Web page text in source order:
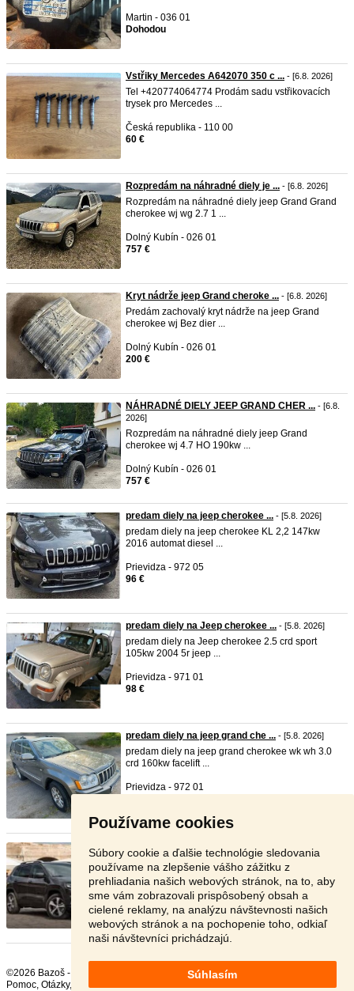
Používame cookies
Súbory cookie a ďalšie technológie sledovania
používame na zlepšenie vášho zážitku z
prehliadania našich webových stránok, na to, aby
sme vám zobrazovali prispôsobený obsah a
cielené reklamy, na analýzu návštevnosti našich
webových stránok a na pochopenie toho, odkiaľ
naši návštevníci prichádzajú.
Súhlasím
Martin - 036 01
Dohodou
Vstřiky Mercedes A642070 350 c ... - [6.8. 2026]
Tel +420774064774 Prodám sadu vstřikovacích
trysek pro Mercedes ...
Česká republika - 110 00
60 €
Rozpredám na náhradné diely je ... - [6.8. 2026]
Rozpredám na náhradné diely jeep Grand Grand
cherokee wj wg 2.7 1 ...
Dolný Kubín - 026 01
757 €
Kryt nádrže jeep Grand cheroke ... - [6.8. 2026]
Predám zachovalý kryt nádrže na jeep Grand
cherokee wj Bez dier ...
Dolný Kubín - 026 01
200 €
NÁHRADNÉ DIELY JEEP GRAND CHER ... - [6.8.
2026]
Rozpredám na náhradné diely jeep Grand
cherokee wj 4.7 HO 190kw ...
Dolný Kubín - 026 01
757 €
predam diely na jeep cherokee ... - [5.8. 2026]
predam diely na jeep cherokee KL 2,2 147kw
2016 automat diesel ...
Prievidza - 972 05
96 €
predam diely na Jeep cherokee ... - [5.8. 2026]
predam diely na Jeep cherokee 2.5 crd sport
105kw 2004 5r jeep ...
Prievidza - 971 01
98 €
predam diely na jeep grand che ... - [5.8. 2026]
predam diely na jeep grand cherokee wk wh 3.0
crd 160kw facelift ...
Prievidza - 972 01
Predám náhradné diely na JEEP – Wrangler,
Grand Cherokee, Cheroke ...
Bánovce nad Bebravou - 957 01
Dohodou
©2026 Bazoš -
Inzercia, bazár Náhradné diely
Pomoc Otázky, Hodnotenie